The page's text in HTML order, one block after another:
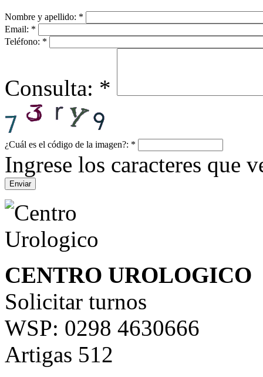
Nombre y apellido: *
Email: *
Teléfono: *
Consulta: *
¿Cuál es el código de la imagen?: *
Ingrese los caracteres que
CENTRO UROLOGICO
Solicitar turnos
WSP: 0298 4630666
Artigas 512